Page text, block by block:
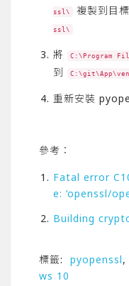
ssl\ 複製到目
ssl\
將 C:\Program
到
重新安裝
參考：
Fatal error
e: ‘openssl/
Building
標籤: pyopenssl,
ws 10